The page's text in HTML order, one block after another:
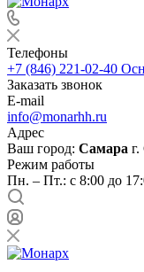
Телефоны
+7 (846) 221-02-40
Заказать звонок
E-mail
info@monarhh.ru
Адрес
Ваш город: Самара
Режим работы
Пн. – Пт.: с 8:00 до